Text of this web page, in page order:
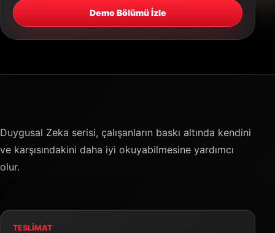
Demo Bölümü İzle
Duygusal Zeka serisi, çalışanların baskı altında kendini
ve karşısındakini daha iyi okuyabilmesine yardımcı
olur.
TESLIMAT